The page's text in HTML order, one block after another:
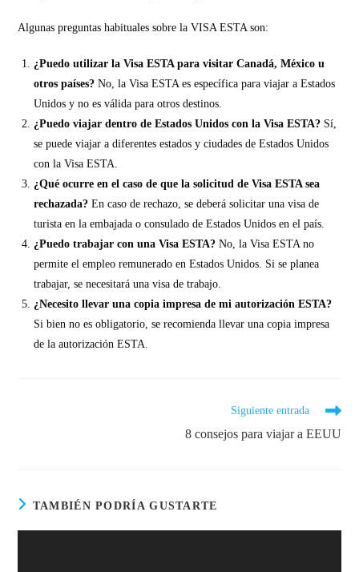
Algunas preguntas habituales sobre la VISA ESTA son:
¿Puedo utilizar la Visa ESTA para visitar Canadá, México u
otros países? No, la Visa ESTA es específica para viajar a Estados
Unidos y no es válida para otros destinos.
¿Puedo viajar dentro de Estados Unidos con la Visa ESTA? Sí,
se puede viajar a diferentes estados y ciudades de Estados Unidos
con la Visa ESTA.
¿Qué ocurre en el caso de que la solicitud de Visa ESTA sea
rechazada? En caso de rechazo, se deberá solicitar una visa de
turista en la embajada o consulado de Estados Unidos en el país.
¿Puedo trabajar con una Visa ESTA? No, la Visa ESTA no
permite el empleo remunerado en Estados Unidos. Si se planea
trabajar, se necesitará una visa de trabajo.
¿Necesito llevar una copia impresa de mi autorización ESTA?
Si bien no es obligatorio, se recomienda llevar una copia impresa
de la autorización ESTA.
Siguiente entrada
8 consejos para viajar a EEUU
TAMBIÉN PODRÍA GUSTARTE